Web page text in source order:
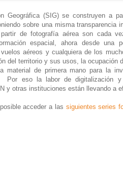
Geográfica (SIG) se construyen a
sobre una misma transparencia
de fotografía aérea son cada
espacial, ahora desde una
aéreos y cualquiera de los
del territorio y sus usos, la ocupación
material de primera mano para la
Por eso la labor de digitalización
y otras instituciones están llevando a
acceder a las siguientes series